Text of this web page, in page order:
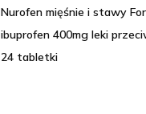
Nurofen mięśnie i stawy
ibuprofen 400mg leki
24 tabletki